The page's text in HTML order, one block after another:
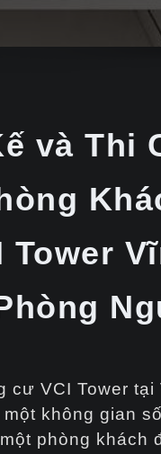
và Thi
Tower
cư VCI Tower
không gian
phòng khách